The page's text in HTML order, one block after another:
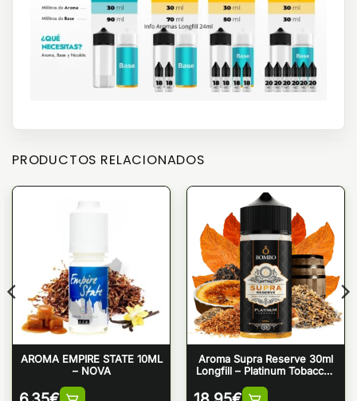
PRODUCTOS RELACIONADOS
AROMA EMPIRE STATE 10ML
– NOVA
Aroma Supra Reserve 30ml
Longfill – Platinum Tobaccos